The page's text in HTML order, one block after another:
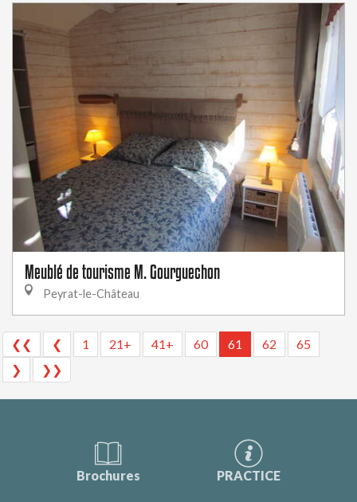
Meublé de tourisme M. Gourguechon
Peyrat-le-Château
❮❮ ❮ 1 21+ 41+ 60 61 62
65
❯
❯❯
Brochures PRACTICE